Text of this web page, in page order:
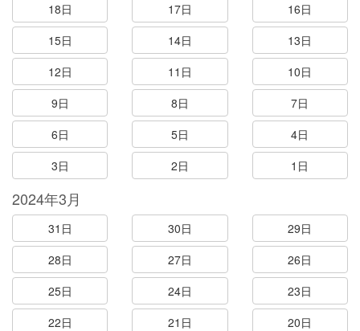
18日
17日
16日
15日
14日
13日
12日
11日
10日
9日
8日
7日
6日
5日
4日
3日
2日 1日
2024年3月
31日 30日
29日
28日
27日
26日
25日
24日
23日
22日
21日
20日